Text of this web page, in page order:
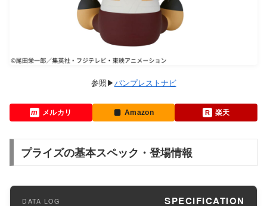
バンプレストナビ
メルカリ Amazon 楽天
プライズの基本スペック・登場情報
SPECIFICATION